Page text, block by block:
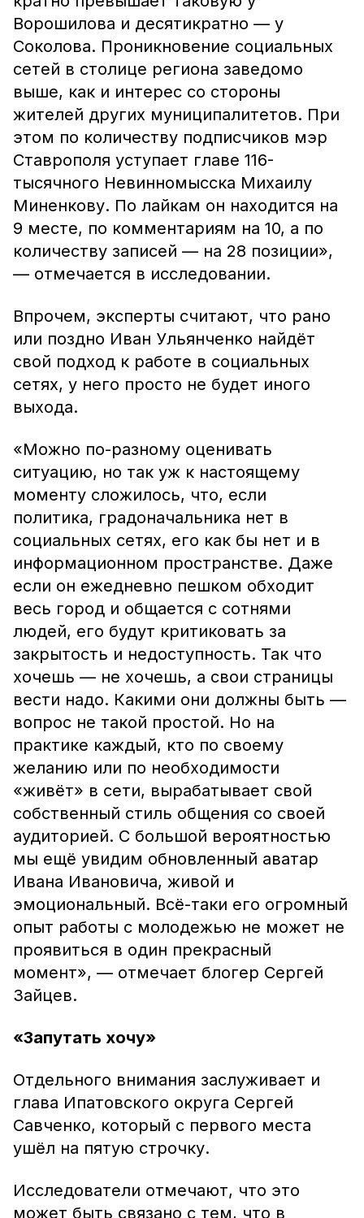
Ворошилова и десятикратно — у
Соколова. Проникновение социальных
сетей в столице региона заведомо
выше, как и интерес со стороны
жителей других муниципалитетов. При
этом по количеству подписчиков мэр
Ставрополя уступает главе 116-
тысячного Невинномысска Михаилу
Миненкову. По лайкам он находится на
9 месте, по комментариям на 10, а по
количеству записей — на 28 позиции»,
— отмечается в исследовании.
Впрочем, эксперты считают, что рано
или поздно Иван Ульянченко найдёт
свой подход к работе в социальных
сетях, у него просто не будет иного
выхода.
«Можно по-разному оценивать
ситуацию, но так уж к настоящему
моменту сложилось, что, если
политика, градоначальника нет в
социальных сетях, его как бы нет и в
информационном пространстве. Даже
если он ежедневно пешком обходит
весь город и общается с сотнями
людей, его будут критиковать за
закрытость и недоступность. Так что
хочешь — не хочешь, а свои страницы
вести надо. Какими они должны быть —
вопрос не такой простой. Но на
практике каждый, кто по своему
желанию или по необходимости
«живёт» в сети, вырабатывает свой
собственный стиль общения со своей
аудиторией. С большой вероятностью
мы ещё увидим обновленный аватар
Ивана Ивановича, живой и
эмоциональный. Всё-таки его огромный
опыт работы с молодежью не может не
проявиться в один прекрасный
момент», — отмечает блогер Сергей
Зайцев.
«Запутать хочу»
Отдельного внимания заслуживает и
глава Ипатовского округа Сергей
Савченко, который с первого места
ушёл на пятую строчку.
Исследователи отмечают, что это
может быть связано с тем, что в